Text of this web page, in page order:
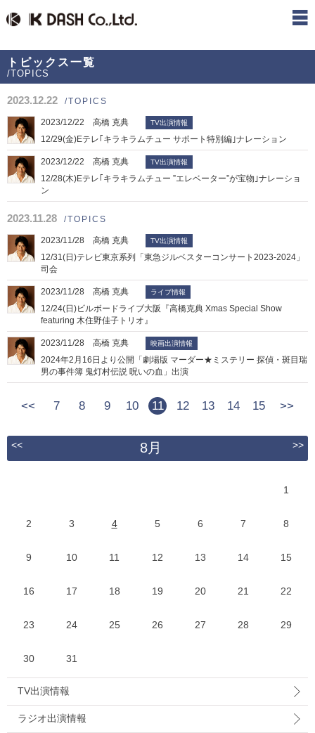
トピックス一覧
/TOPICS
2023.12.22 /TOPICS
2023/12/22 高橋 克典 TV出演情報
12/29(金)Eテレ｢キラキラムチュー サポート特別編｣ナレーション
2023/12/22 高橋 克典 TV出演情報
12/28(木)Eテレ｢キラキラムチュー ”エレベーター”が宝物｣ナレーショ
ン
2023.11.28 /TOPICS
2023/11/28 高橋 克典 TV出演情報
12/31(日)テレビ東京系列「東急ジルベスターコンサート2023-2024」
司会
2023/11/28 高橋 克典 ライブ情報
12/24(日)ビルボードライブ大阪『高橋克典 Xmas Special Show
featuring 木住野佳子トリオ』
2023/11/28 高橋 克典 映画出演情報
2024年2月16日より公開「劇場版 マーダー★ミステリー 探偵・斑目瑞
男の事件簿 鬼灯村伝説 呪いの血」出演
<< 7 8 9 10 11 12 13 14 15 >>
<< 8月 >>
1
2 3 4 5 6 7 8
9 10 11 12 13 14 15
16 17 18 19 20 21 22
23 24 25 26 27 28 29
30 31
TV出演情報
ラジオ出演情報